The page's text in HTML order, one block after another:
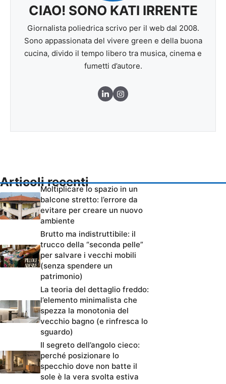
CIAO! SONO KATI IRRENTE
Giornalista poliedrica scrivo per il web dal 2008.
Sono appassionata del vivere green e della buona
cucina, divido il tempo libero tra musica, cinema e
fumetti d’autore.
Articoli recenti
Moltiplicare lo spazio in un
balcone stretto: l’errore da
evitare per creare un nuovo
ambiente
Brutto ma indistruttibile: il
trucco della “seconda pelle”
per salvare i vecchi mobili
(senza spendere un
patrimonio)
La teoria del dettaglio freddo:
l’elemento minimalista che
spezza la monotonia del
vecchio bagno (e rinfresca lo
sguardo)
Il segreto dell’angolo cieco:
perché posizionare lo
specchio dove non batte il
sole è la vera svolta estiva